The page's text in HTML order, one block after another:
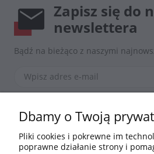
Zapisz się do
newslettera
Bądź na bieżąco z naszymi
*Zapisując się zgadzasz się z nasząpolityką
Informacje
Dbamy o Twoją
Pliki cookies i pokrewne im
poprawne działanie strony i